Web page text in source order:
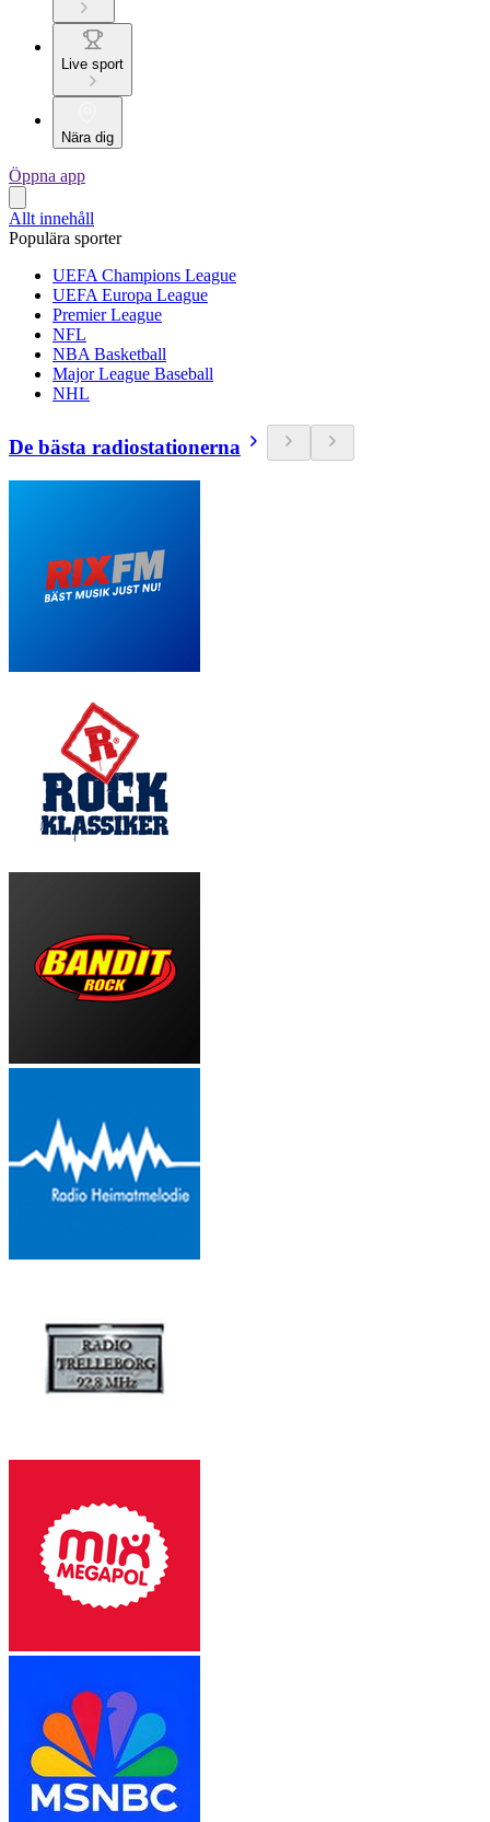
Live sport
Nära dig
Öppna app
Allt innehåll
Populära sporter
UEFA Champions League
UEFA Europa League
Premier League
NFL
NBA Basketball
Major League Baseball
NHL
De bästa radiostationerna